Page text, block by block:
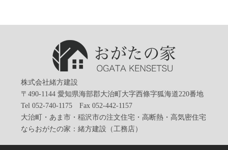
株式会社緒方建設
〒490-1144 愛知県海部郡大治町大字西條字狐海道220番地
Tel 052-740-1175 Fax 052-442-1157
大治町・あま市・稲沢市の注文住宅・高断熱・高気密住宅
ならおがたの家：緒方建設（工務店）